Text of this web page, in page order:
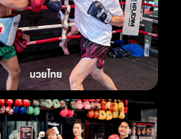
มวยไทย